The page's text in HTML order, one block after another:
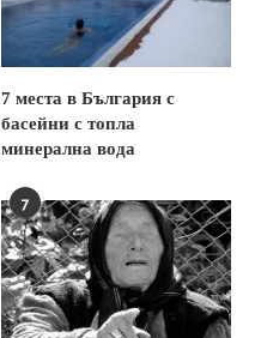
7 места в България с
басейни с топла
минерална вода
7